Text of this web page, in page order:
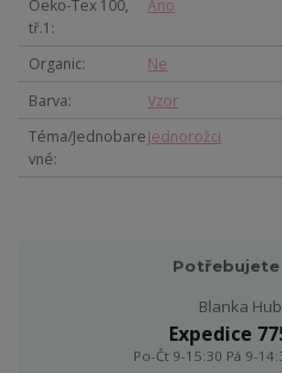
Oeko-Tex 100,
tř.1
Ano
Organic
Ne
Barva
Vzor
Téma/Jednobare
vné
Jednorožci
Potřebujete
Blanka
Expedice
Po-Čt 9-15:30 Pá 9-